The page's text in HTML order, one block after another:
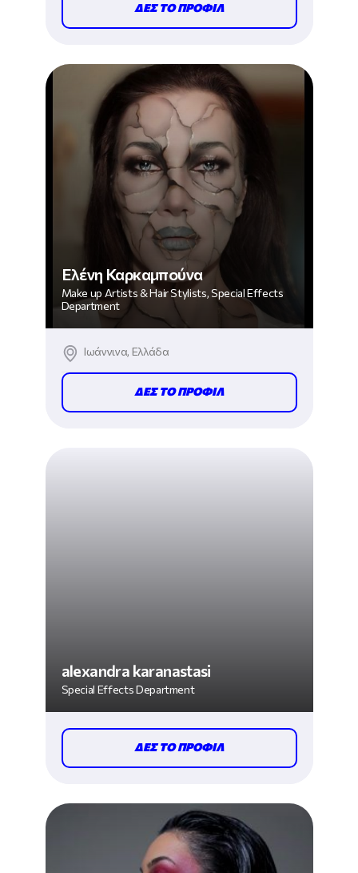
ΔΕΣ ΤΟ ΠΡΟΦΙΛ
Ελένη Καρκαμπούνα
Make up Artists & Hair Stylists, Special Effects
Department
Ιωάννινα, Ελλάδα
ΔΕΣ ΤΟ ΠΡΟΦΙΛ
alexandra karanastasi
Special Effects Department
ΔΕΣ ΤΟ ΠΡΟΦΙΛ